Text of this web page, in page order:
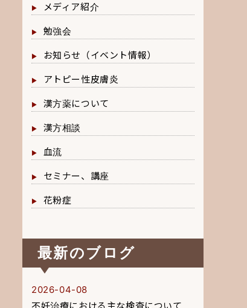
メディア紹介
勉強会
お知らせ（イベント情報）
アトピー性皮膚炎
漢方薬について
漢方相談
血流
セミナー、講座
花粉症
最新のブログ
2026-04-08